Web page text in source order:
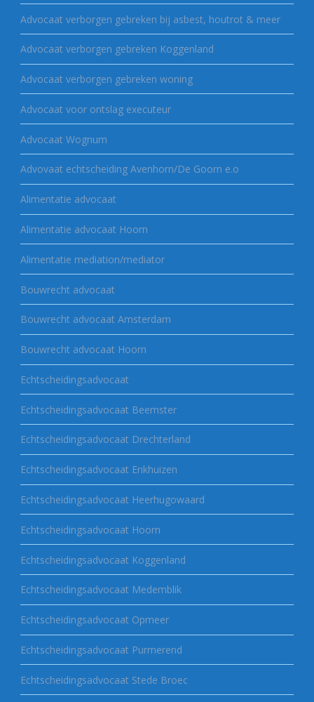
Advocaat verborgen gebreken bij asbest, houtrot & meer
Advocaat verborgen gebreken Koggenland
Advocaat verborgen gebreken woning
Advocaat voor ontslag executeur
Advocaat Wognum
Advovaat echtscheiding Avenhorn/De Goorn e.o
Alimentatie advocaat
Alimentatie advocaat Hoorn
Alimentatie mediation/mediator
Bouwrecht advocaat
Bouwrecht advocaat Amsterdam
Bouwrecht advocaat Hoorn
Echtscheidingsadvocaat
Echtscheidingsadvocaat Beemster
Echtscheidingsadvocaat Drechterland
Echtscheidingsadvocaat Enkhuizen
Echtscheidingsadvocaat Heerhugowaard
Echtscheidingsadvocaat Hoorn
Echtscheidingsadvocaat Koggenland
Echtscheidingsadvocaat Medemblik
Echtscheidingsadvocaat Opmeer
Echtscheidingsadvocaat Purmerend
Echtscheidingsadvocaat Stede Broec